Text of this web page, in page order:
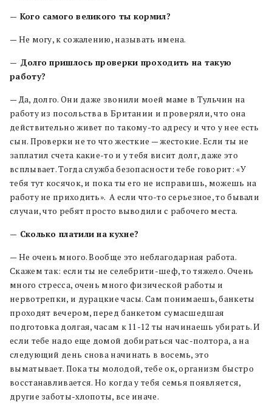
— Кого самого великого ты кормил?
— Не могу, к сожалению, называть имена.
— Долго пришлось проверки проходить на такую
работу?
— Да, долго. Они даже звонили моей маме в Тульчин на
работу из посольства в Британии и проверяли, что она
действительно живет по такому-то адресу и что у нее есть
сын. Проверки не то что жесткие — жестокие. Если ты не
заплатил счета какие-то и у тебя висит долг, даже это
всплывает. Тогда служба безопасности тебе говорит: «У
тебя тут косячок, и пока ты его не исправишь, можешь на
работу не приходить». А если что-то серьезное, то бывали
случаи, что ребят просто выводили с рабочего места.
— Сколько платили на кухне?
— Не очень много. Вообще это неблагодарная работа.
Скажем так: если ты не селебрити-шеф, то тяжело. Очень
много стресса, очень много физической работы и
нервотрепки, и дурацкие часы. Сам понимаешь, банкеты
проходят вечером, перед банкетом сумасшедшая
подготовка долгая, часам к 11-12 ты начинаешь убирать. И
если тебе надо еще домой добираться час-полтора, а на
следующий день снова начинать в восемь, это
выматывает. Пока ты молодой, тебе ок, организм быстро
восстанавливается. Но когда у тебя семья появляется,
другие заботы-хлопоты, все иначе.